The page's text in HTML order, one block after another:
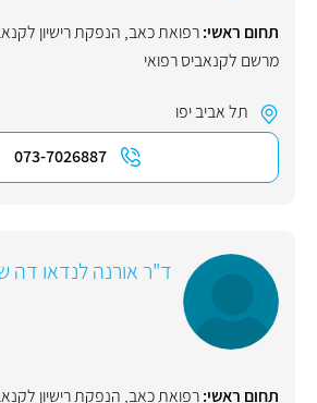
תחום ראשי:רפואת כאב, הנפקת רישיון
מרשם לקנאביס רפואי
תל אביב יפו
073-7026887
ד"ר אורנה לנדאו דה
תחום ראשי:רפואת כאב, הנפקת רישיון